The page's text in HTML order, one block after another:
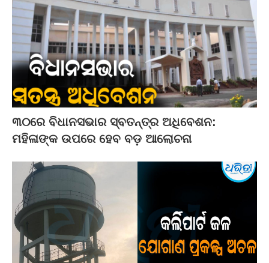
୩୦ରେ ବିଧାନସଭାର ସ୍ବତନ୍ତ୍ର ଅଧିବେଶନ:
ମହିଳାଙ୍କ ଉପରେ ହେବ ବଡ଼ ଆଲୋଚନା